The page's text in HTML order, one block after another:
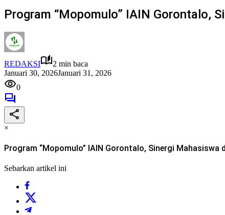
Program “Mopomulo” IAIN Gorontalo,
REDAKSI
2 min baca
Januari 30, 2026Januari 31, 2026
0
×
Program “Mopomulo” IAIN Gorontalo, Sinergi Mahasiswa
Sebarkan artikel ini